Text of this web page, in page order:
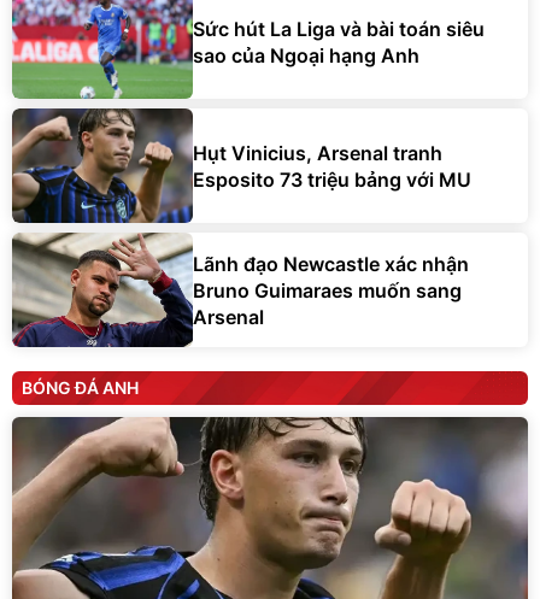
Sức hút La Liga và bài toán siêu
sao của Ngoại hạng Anh
Hụt Vinicius, Arsenal tranh
Esposito 73 triệu bảng với MU
Lãnh đạo Newcastle xác nhận
Bruno Guimaraes muốn sang
Arsenal
BÓNG ĐÁ ANH